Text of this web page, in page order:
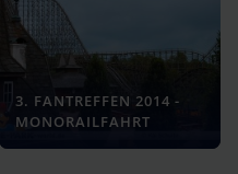
3. FANTREFFEN 2014 -
MONORAILFAHRT